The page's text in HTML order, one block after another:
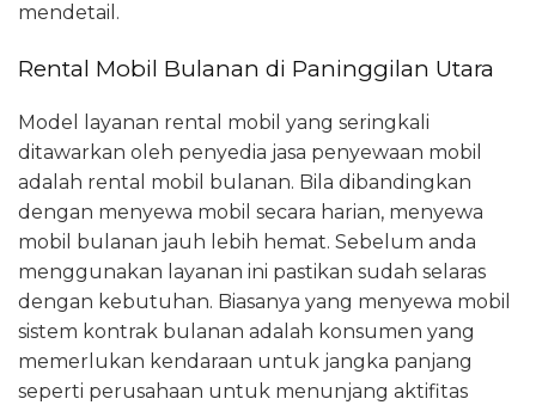
mendetail.
Rental Mobil Bulanan di Paninggilan Utara
Model layanan rental mobil yang seringkali
ditawarkan oleh penyedia jasa penyewaan mobil
adalah rental mobil bulanan. Bila dibandingkan
dengan menyewa mobil secara harian, menyewa
mobil bulanan jauh lebih hemat. Sebelum anda
menggunakan layanan ini pastikan sudah selaras
dengan kebutuhan. Biasanya yang menyewa mobil
sistem kontrak bulanan adalah konsumen yang
memerlukan kendaraan untuk jangka panjang
seperti perusahaan untuk menunjang aktifitas